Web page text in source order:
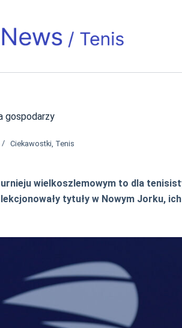
gospodarzy
Ciekawostki Tenis
wielkoszlemowym to dla
tytuły w Nowym Jorku,